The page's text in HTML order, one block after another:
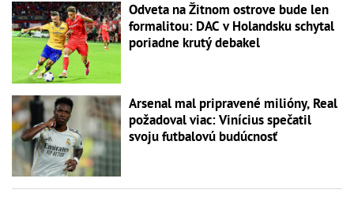
Odveta na Žitnom ostrove bude len
formalitou: DAC v Holandsku schytal
poriadne krutý debakel
Arsenal mal pripravené milióny, Real
požadoval viac: Vinícius spečatil
svoju futbalovú budúcnosť